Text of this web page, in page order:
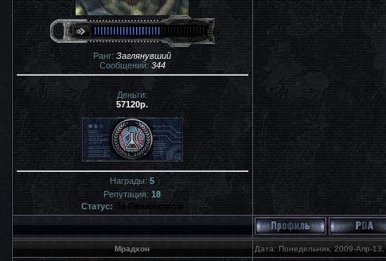
Ранг:Заглянувший
Сообщений:344
Деньги:
57120р.
Награды:5
Репутация: 18
Статус: За Периметром
Мрадхон Дата: Понедельник, 2009-Апр-